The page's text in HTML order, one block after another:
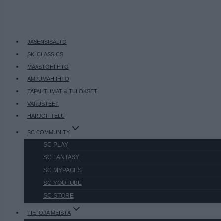
JÄSENSISÄLTÖ
SKI CLASSICS
MAASTOHIIHTO
AMPUMAHIIHTO
TAPAHTUMAT & TULOKSET
VARUSTEET
HARJOITTELU
SC COMMUNITY
SC PLAY
SC FANTASY
SC MYPAGES
SC YOUTUBE
SC STORE
TIETOJA MEISTÄ